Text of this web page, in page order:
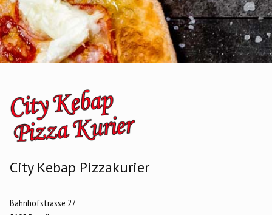
City Kebap Pizzakurier
Bahnhofstrasse 27